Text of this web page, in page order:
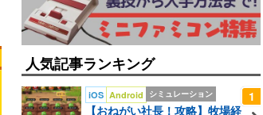
人気記事ランキング
1
iOS Android シミュレーション
【おねがい社長！攻略】牧場経